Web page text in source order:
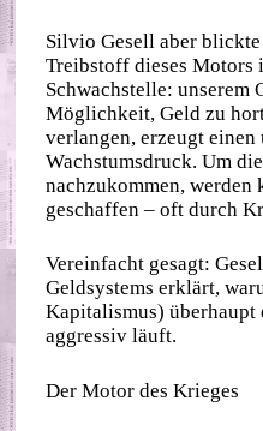
Silvio Gesell aber blickte
Treibstoff dieses Motors
Schwachstelle: unserem
Möglichkeit, Geld zu
verlangen, erzeugt
Wachstumsdruck. Um
nachzukommen,
geschaffen – oft durch
Vereinfacht gesagt:
Geldsystems erklärt,
Kapitalismus)
aggressiv läuft.
Der Motor des Krieges